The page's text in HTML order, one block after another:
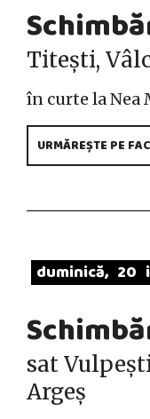
Titești,
în curte la Nea
URMĂREȘTE PE
duminică 20
sat
Argeș